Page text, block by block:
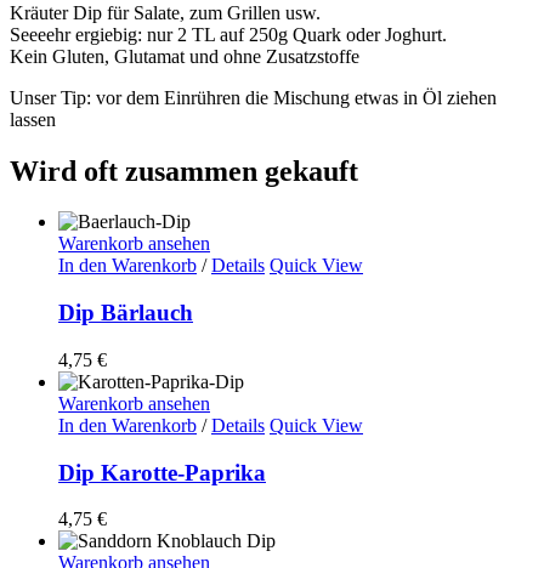
Kräuter Dip für Salate, zum Grillen usw.
Seeeehr ergiebig: nur 2 TL auf 250g Quark oder Joghurt.
Kein Gluten, Glutamat und ohne Zusatzstoffe
Unser Tip: vor dem Einrühren die Mischung etwas in Öl ziehen
lassen
Wird oft zusammen gekauft
Warenkorb ansehen
In den Warenkorb / Details Quick View
Dip Bärlauch
4,75 €
Warenkorb ansehen
In den Warenkorb / Details Quick View
Dip Karotte-Paprika
4,75 €
Warenkorb ansehen